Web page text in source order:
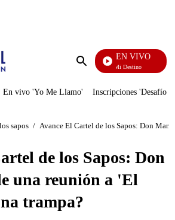
Enviar
EN VIVO
El Juego De Mi Destino
En vivo 'Yo Me Llamo' Inscripciones 'Desafío'
sapos / Avance El Cartel de los Sapos: Don
de los Sapos: Don
una reunión a 'El
trampa?